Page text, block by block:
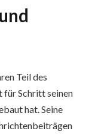
Teil des
für Schritt seinen
hat. Seine